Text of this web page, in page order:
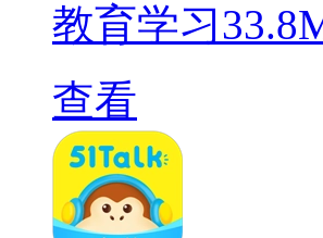
教育学习
查看